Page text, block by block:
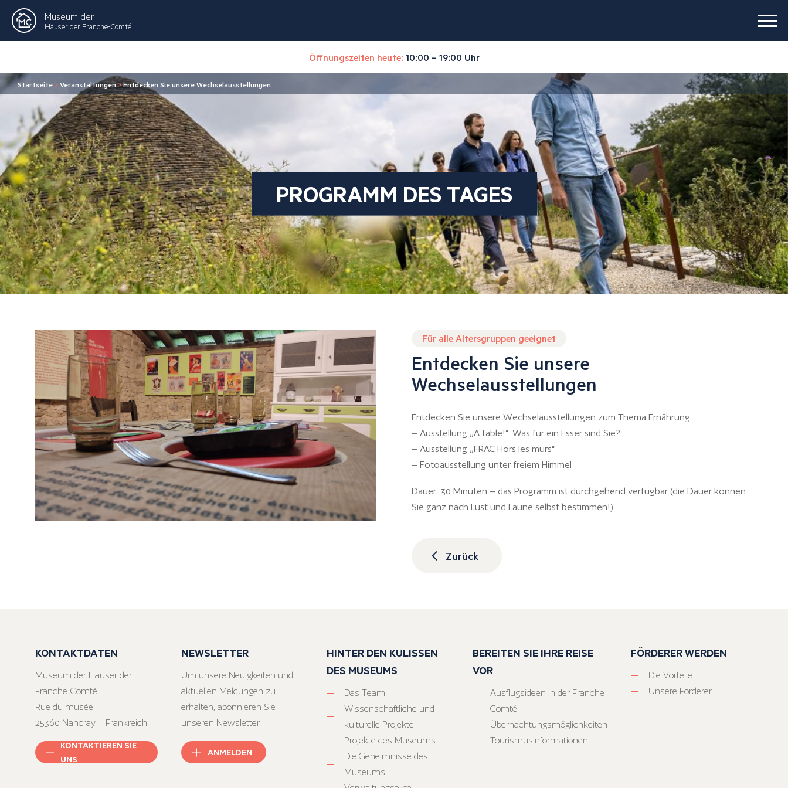
Museum der
Häuser der Franche-Comté
Öffnungszeiten heute: 10:00 – 19:00 Uhr
Startseite >Veranstaltungen>Entdecken Sie unsere Wechselausstellungen
PROGRAMM DES TAGES
Für alle Altersgruppen geeignet
Entdecken Sie unsere
Wechselausstellungen
Entdecken Sie unsere Wechselausstellungen zum Thema Ernährung:
– Ausstellung „A table!“: Was für ein Esser sind Sie?
– Ausstellung „FRAC Hors les murs“
– Fotoausstellung unter freiem Himmel
Dauer: 30 Minuten – das Programm ist durchgehend verfügbar (die Dauer können
Sie ganz nach Lust und Laune selbst bestimmen!)
Zurück
KONTAKTDATEN
Museum der Häuser der
Franche-Comté
Rue du musée
25360 Nancray – Frankreich
KONTAKTIEREN SIE
UNS
NEWSLETTER
Um unsere Neuigkeiten und
aktuellen Meldungen zu
erhalten, abonnieren Sie
unseren Newsletter!
ANMELDEN
HINTER DEN KULISSEN
DES MUSEUMS
Das Team
Wissenschaftliche und
kulturelle Projekte
Projekte des Museums
Die Geheimnisse des
Museums
BEREITEN SIE IHRE REISE
VOR
Ausflugsideen in der Franche-
Comté
Übernachtungsmöglichkeiten
Tourismusinformationen
FÖRDERER WERDEN
Die Vorteile
Unsere Förderer